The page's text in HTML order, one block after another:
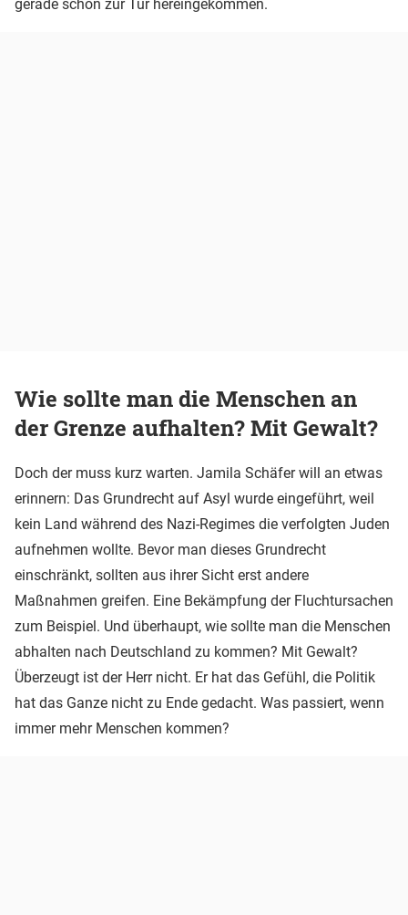
gerade schon zur Tür hereingekommen.
Wie sollte man die Menschen an
der Grenze aufhalten? Mit Gewalt?
Doch der muss kurz warten. Jamila Schäfer will an etwas
erinnern: Das Grundrecht auf Asyl wurde eingeführt, weil
kein Land während des Nazi-Regimes die verfolgten Juden
aufnehmen wollte. Bevor man dieses Grundrecht
einschränkt, sollten aus ihrer Sicht erst andere
Maßnahmen greifen. Eine Bekämpfung der Fluchtursachen
zum Beispiel. Und überhaupt, wie sollte man die Menschen
abhalten nach Deutschland zu kommen? Mit Gewalt?
Überzeugt ist der Herr nicht. Er hat das Gefühl, die Politik
hat das Ganze nicht zu Ende gedacht. Was passiert, wenn
immer mehr Menschen kommen?